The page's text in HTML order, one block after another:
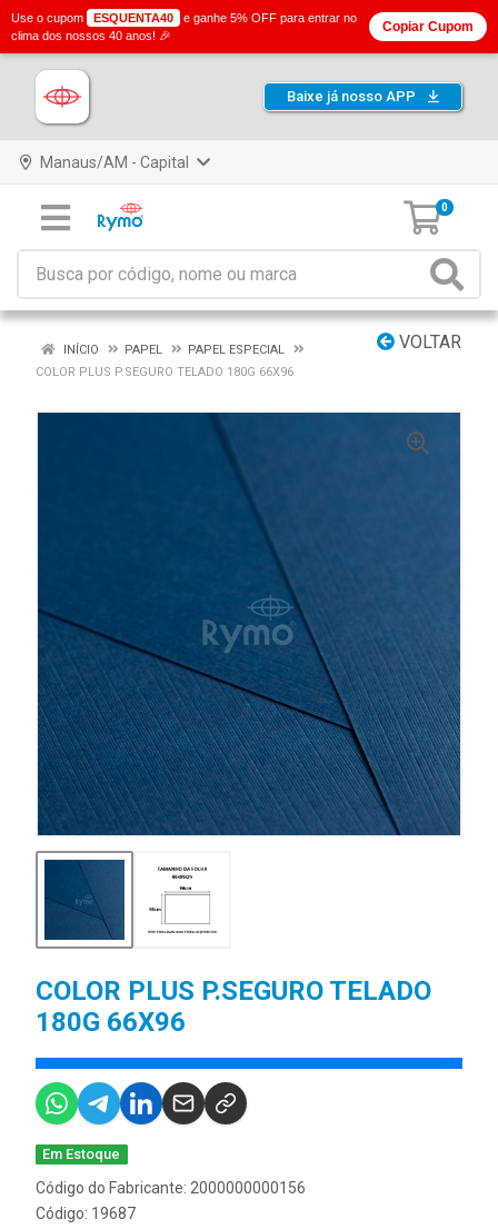
Baixe já nosso APP
Manaus/AM - Capital
0
VOLTAR
INÍCIO PAPEL
PAPEL ESPECIAL
COLOR PLUS P.SEGURO TELADO 180G 66X96
COLOR PLUS P.SEGURO TELADO
180G 66X96
Em Estoque
Código do Fabricante: 2000000000156
Código: 19687
Use o cupom ESQUENTA40
e ganhe 5% OFF para entrar no
clima dos nossos 40 anos! 🎉
Copiar Cupom